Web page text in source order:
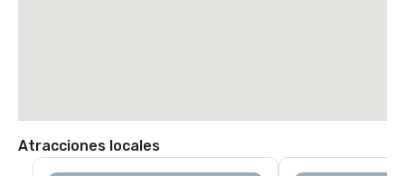
Atracciones locales